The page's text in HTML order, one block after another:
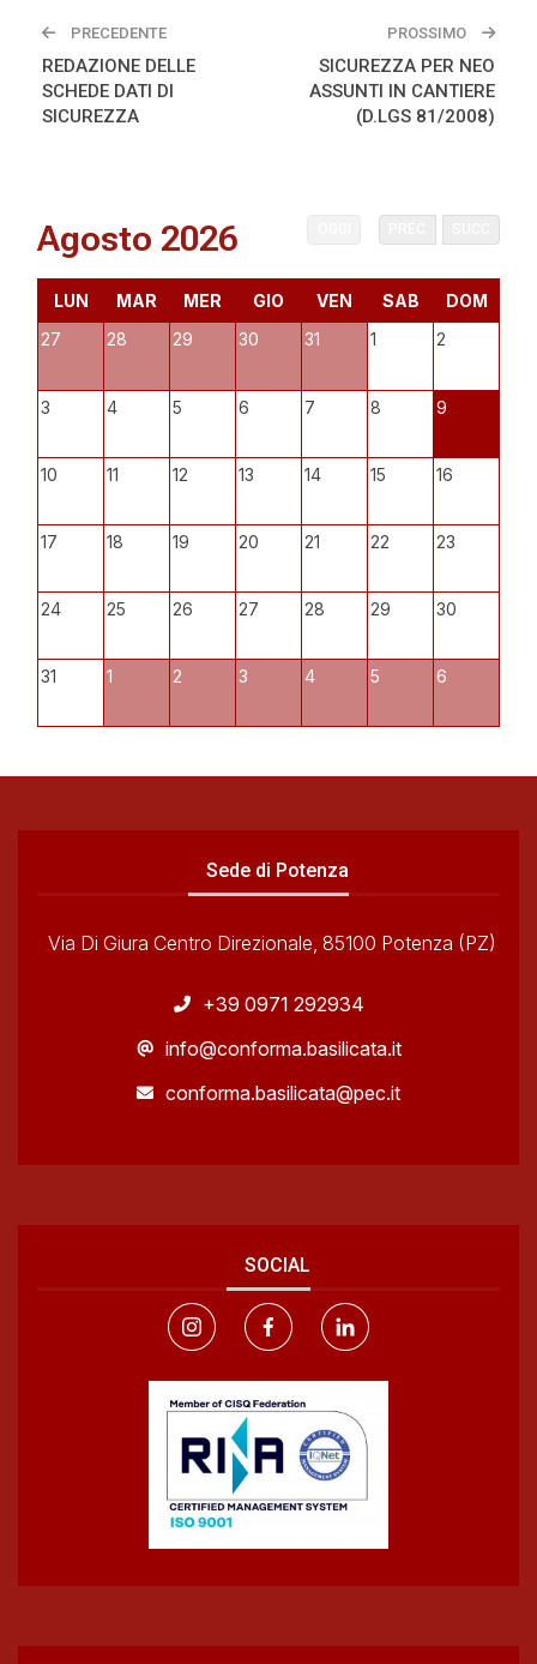
PRECEDENTE
REDAZIONE DELLE
SCHEDE DATI DI
SICUREZZA
PROSSIMO
SICUREZZA PER NEO
ASSUNTI IN CANTIERE
(D.LGS 81/2008)
Agosto 2026
LUN MAR MER GIO VEN SAB
DOM
27
28 29 30 31 1 2
3 4 5 6 7 8 9
10 11 12 13 14 15 16
17 18 19 20 21 22 23
24 25 26 27 28 29 30
31 1 2 3 4 5 6
Sede di Potenza
Via Di Giura Centro Direzionale, 85100 Potenza (PZ)
+39 0971 292934
info@conforma.basilicata.it
conforma.basilicata@pec.it
SOCIAL